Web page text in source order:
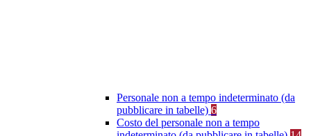
Personale non a tempo indeterminato (da
pubblicare in tabelle) 6
Costo del personale non a tempo